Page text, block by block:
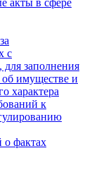
с
заполнения
об имуществе и
характера
к
о фактах